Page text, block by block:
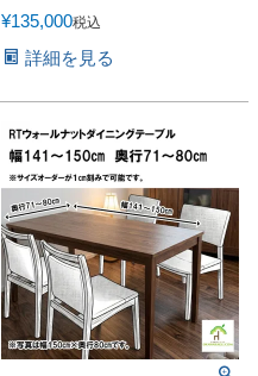
¥135,000税込
詳細を見る